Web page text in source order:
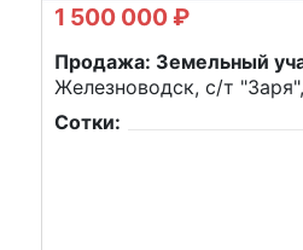
1 500 000 ₽
Продажа: Земельный
Железноводск, с/т
Сотки: